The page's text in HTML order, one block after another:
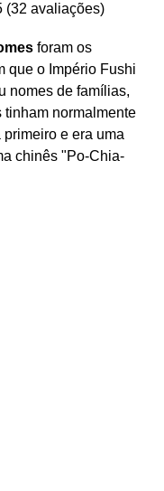
(32 avaliações)
foram os
que o Império Fushi
nomes de famílias,
tinham normalmente
primeiro e era uma
chinês "Po-Chia-